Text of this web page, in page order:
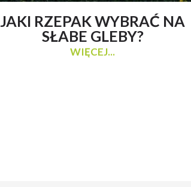
JAKI RZEPAK WYBRAĆ NA
SŁABE GLEBY?
WIĘCEJ...